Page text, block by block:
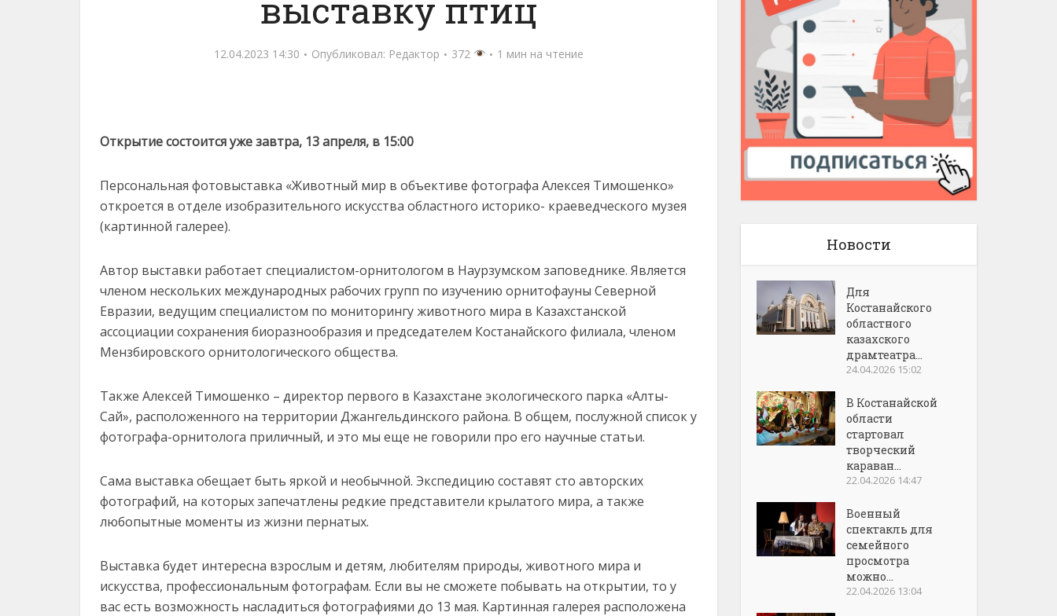
выставку птиц
12.04.2023 14:30 Опубликовал: Редактор 372 1 мин на чтение
Открытие состоится уже завтра, 13 апреля, в 15:00
Персональная фотовыставка «Животный мир в объективе фотографа Алексея Тимошенко»
откроется в отделе изобразительного искусства областного историко- краеведческого музея
(картинной галерее).
Автор выставки работает специалистом-орнитологом в Наурзумском заповеднике. Является
членом нескольких международных рабочих групп по изучению орнитофауны Северной
Евразии, ведущим специалистом по мониторингу животного мира в Казахстанской
ассоциации сохранения биоразнообразия и председателем Костанайского филиала, членом
Мензбировского орнитологического общества.
Также Алексей Тимошенко – директор первого в Казахстане экологического парка «Алты-
Сай», расположенного на территории Джангельдинского района. В общем, послужной список у
фотографа-орнитолога приличный, и это мы еще не говорили про его научные статьи.
Сама выставка обещает быть яркой и необычной. Экспедицию составят сто авторских
фотографий, на которых запечатлены редкие представители крылатого мира, а также
любопытные моменты из жизни пернатых.
Выставка будет интересна взрослым и детям, любителям природы, животного мира и
искусства, профессиональным фотографам. Если вы не сможете побывать на открытии, то у
вас есть возможность насладиться фотографиями до 13 мая. Картинная галерея расположена
Новости
Для
Костанайского
областного
казахского
драмтеатра...
24.04.2026 15:02
В Костанайской
области
стартовал
творческий
караван...
22.04.2026 14:47
Военный
спектакль для
семейного
просмотра
можно...
22.04.2026 13:04